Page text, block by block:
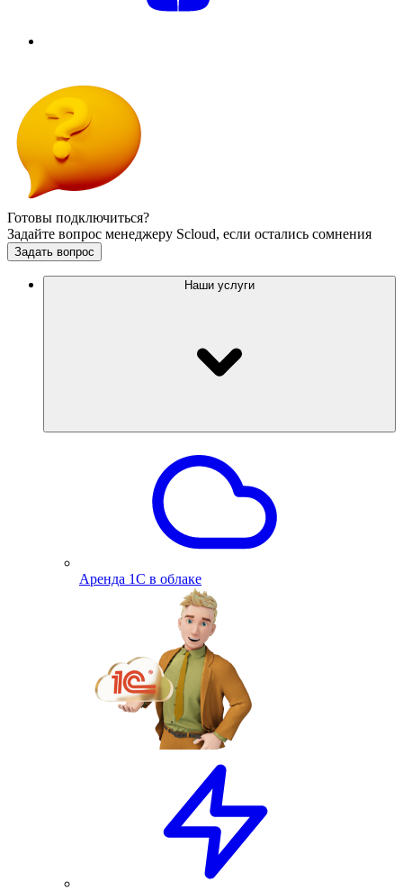
Готовы подключиться?
Задайте вопрос менеджеру Scloud, если остались сомнения
Задать вопрос
Наши услуги
Аренда 1С в облаке